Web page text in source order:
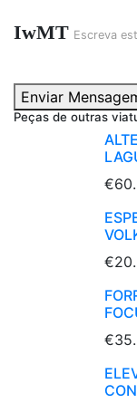
IwMT Escreva
Enviar
Peças de outras